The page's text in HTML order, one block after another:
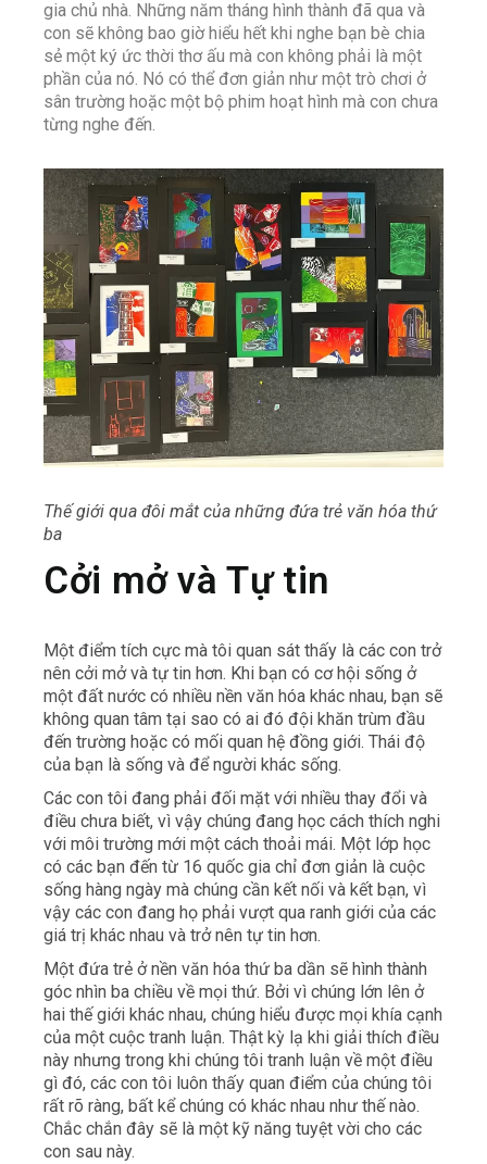
gia chủ nhà. Những năm tháng hình thành đã qua và
con sẽ không bao giờ hiểu hết khi nghe bạn bè chia
sẻ một ký ức thời thơ ấu mà con không phải là một
phần của nó. Nó có thể đơn giản như một trò chơi ở
sân trường hoặc một bộ phim hoạt hình mà con chưa
từng nghe đến.
Thế giới qua đôi mắt của những đứa trẻ văn hóa thứ
ba
Cởi mở và Tự tin
Một điểm tích cực mà tôi quan sát thấy là các con trở
nên cởi mở và tự tin hơn. Khi bạn có cơ hội sống ở
một đất nước có nhiều nền văn hóa khác nhau, bạn sẽ
không quan tâm tại sao có ai đó đội khăn trùm đầu
đến trường hoặc có mối quan hệ đồng giới. Thái độ
của bạn là sống và để người khác sống.
Các con tôi đang phải đối mặt với nhiều thay đổi và
điều chưa biết, vì vậy chúng đang học cách thích nghi
với môi trường mới một cách thoải mái. Một lớp học
có các bạn đến từ 16 quốc gia chỉ đơn giản là cuộc
sống hàng ngày mà chúng cần kết nối và kết bạn, vì
vậy các con đang họ phải vượt qua ranh giới của các
giá trị khác nhau và trở nên tự tin hơn.
Một đứa trẻ ở nền văn hóa thứ ba dần sẽ hình thành
góc nhìn ba chiều về mọi thứ. Bởi vì chúng lớn lên ở
hai thế giới khác nhau, chúng hiểu được mọi khía cạnh
của một cuộc tranh luận. Thật kỳ lạ khi giải thích điều
này nhưng trong khi chúng tôi tranh luận về một điều
gì đó, các con tôi luôn thấy quan điểm của chúng tôi
rất rõ ràng, bất kể chúng có khác nhau như thế nào.
Chắc chắn đây sẽ là một kỹ năng tuyệt vời cho các
con sau này.